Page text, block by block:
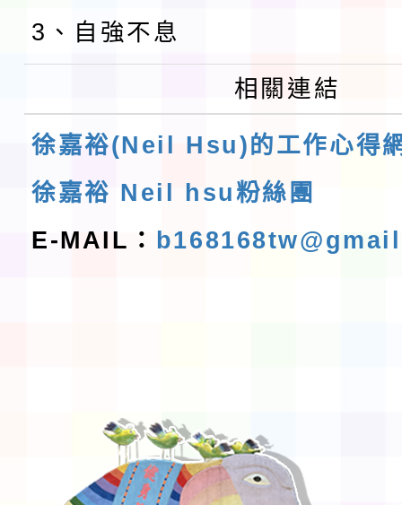
3、自強不息
相關連結
徐嘉裕(Neil Hsu)的工作心得
徐嘉裕 Neil hsu粉絲團
E-MAIL：